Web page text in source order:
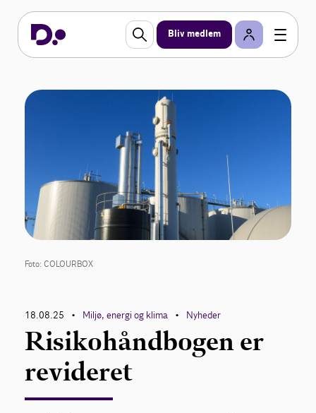
Bliv medlem
Foto: COLOURBOX
18.08.25 • Miljø, energi og klima • Nyheder
Risikohåndbogen er
revideret